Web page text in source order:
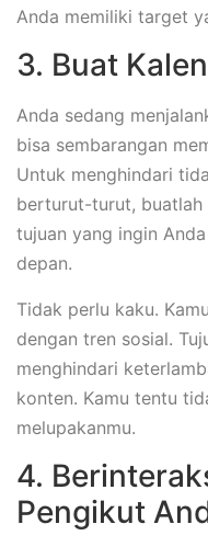
Anda memiliki target
3. Buat
Anda sedang
bisa sembarangan
Untuk menghindari
berturut-turut, buatlah
tujuan yang ingin
depan.
Tidak perlu kaku.
dengan tren sosial.
menghindari
konten. Kamu tentu
melupakanmu.
4.
Pengikut